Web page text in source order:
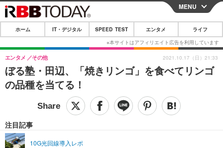
CLOSE
ホーム
IT・デジタル
IT・デジタルTOP スマートフォン
ショッピング その他
SPEED TEST
エンタメTOP 映画・ドラマ
ライフTOP
リリース一覧
MENU
ホーム IT・デジタル SPEED TEST エンタメ ライフ
ぼる塾・田辺、「焼きリンゴ」を食べてリンゴ
の品種を当てる！
エンタメ その他
注目記事
10G光回線導入レポ
2021.10.17（日）21:33